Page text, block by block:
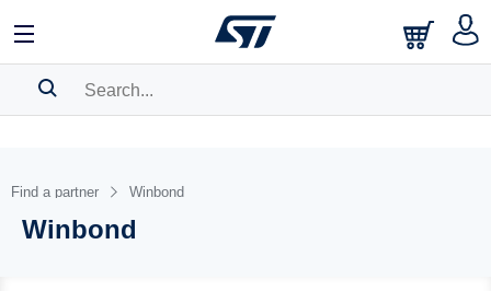
BOOKMARK
Pleaselog into show your saved searches.
English
Find a partner Winbond
Winbond